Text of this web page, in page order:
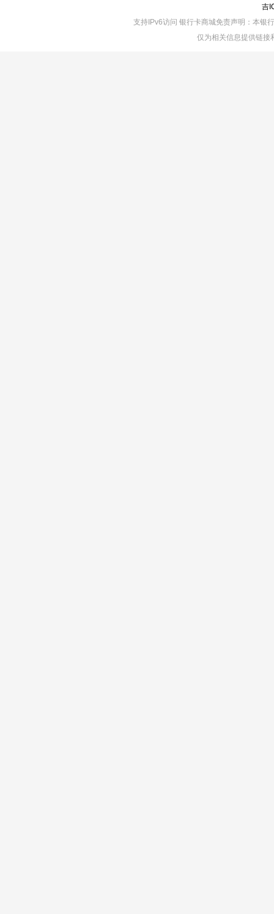
吉
支持IPv6访问 银行卡商城免责声明：本银
仅为相关信息提供链接